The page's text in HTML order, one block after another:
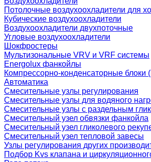
Потолочные воздухоохладители для
Кубические воздухоохладители
Воздухоохладители двухпоточные
Угловые воздухоохладители
Шокфростеры
Мультизональные VRV и VRF системы
Energolux фанкойлы
Компрессорно-конденсаторные блоки
Автоматика
Смесительные узлы регулирования
Смесительные узлы для водяного
Смесительные узлы с раздельным
Смесительный узел обвязки фанкойла
Смесительный узел гликолевого
Смесительный узел тепловой завесы
Узлы регулирования других
Подбор Kvs клапана и